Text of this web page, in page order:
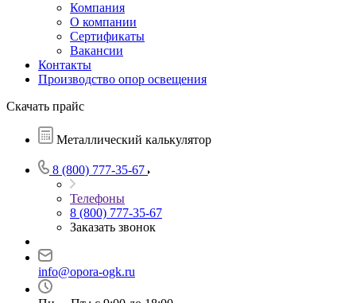
Компания
О компании
Сертификаты
Вакансии
Контакты
Производство опор освещения
Скачать прайс
Металлический калькулятор
8 (800) 777-35-67
Телефоны
8 (800) 777-35-67
Заказать звонок
info@opora-ogk.ru